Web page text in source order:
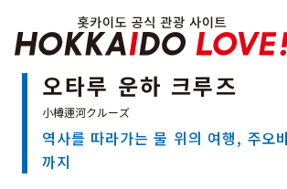
특집
관광지
온천
오타루 운하 크루즈
역사를 따라가는 물 위의 여행, 주오
까지